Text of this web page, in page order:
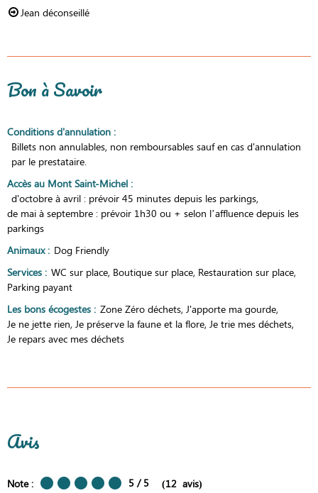
Jean déconseillé
Bon à Savoir
Conditions d'annulation :
Billets non annulables, non remboursables sauf en cas d'annulation
par le prestataire.
Accès au Mont Saint-Michel :
d'octobre à avril : prévoir 45 minutes depuis les parkings
de mai à septembre : prévoir 1h30 ou + selon l’affluence depuis les
parkings
Animaux: Dog Friendly
Services : WC sur place Boutique sur place Restauration sur place
Parking payant
Les bons écogestes : Zone Zéro déchets J'apporte ma gourde
Je ne jette rien Je préserve la faune et la flore Je trie mes déchets
Je repars avec mes déchets
Avis
Note : 5 / 5 (12 avis)